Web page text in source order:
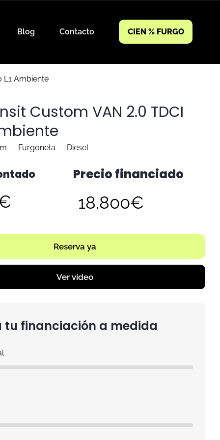
Blog Contacto CIEN % FURGO
L1 Ambiente
Custom VAN 2.0 TDCI
Furgoneta Diesel
Precio financiado
18.800€
Reserva ya
Ver vídeo
tu financiación a medida